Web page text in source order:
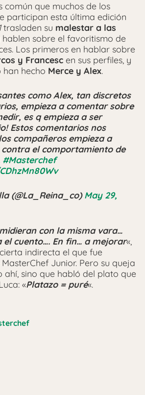
común que muchos de los
participan esta última edición
trasladen su malestar a las
hablen sobre el favoritismo de
Los primeros en hablar sobre
y Francesc en sus perfiles, y
han hecho Merce y Alex.
como Alex, tan discretos
empieza a comentar sobre
es q empieza a ser
Estos comentarios nos
compañeros empieza a
el comportamiento de
#Masterchef
(@La_Reina_co)May 29,
con la misma vara…
el cuento…. En fin… a mejorar«,
indirecta el que fue
Junior. Pero su queja
ahí, sino que habló del plato que
«Platazo = puré«.